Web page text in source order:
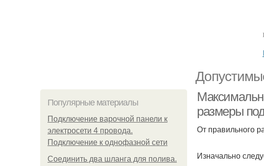
Популярные материалы
Подключение варочной панели к
электросети 4 провода.
Подключение к однофазной сети
Соединить два шланга для полива.
размеры
От правильного
Изначально